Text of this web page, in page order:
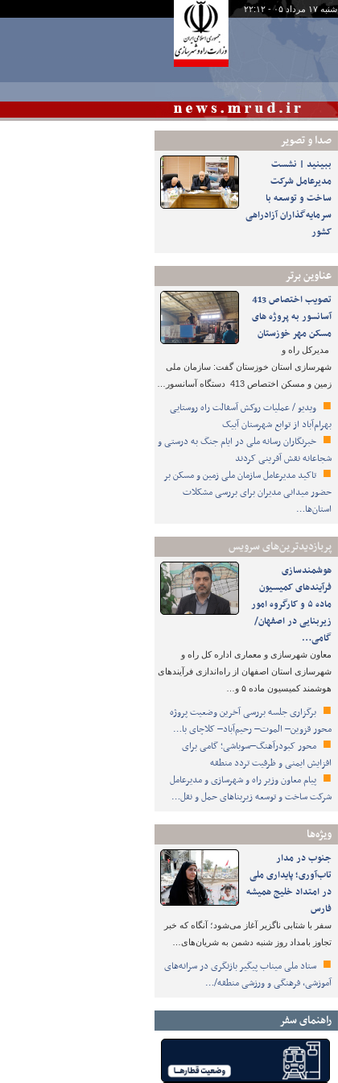
شنبه ۱۷ مرداد ۰۵ - ۲۲:۱۲
صدا و تصوير
ببینید | نشست
مدیرعامل شرکت
ساخت و توسعه با
سرمایه‌گذاران آزادراهی
کشور
عناوین برتر
تصویب اختصاص 413
آسانسور به پروژه های
مسکن مهر خوزستان
مدیرکل راه و
شهرسازی استان خوزستان گفت: سازمان ملی
زمین و مسکن اختصاص 413 دستگاه آسانسور…
ویدیو / عملیات روکش آسفالت راه روستایی
بهرام‌آباد از توابع شهرستان آبیک
خبرنگاران رسانه ملی در ایام جنگ به درستی و
شجاعانه نقش آفرینی کردند
تاکید مدیرعامل سازمان ملی زمین و مسکن بر
حضور میدانی مدیران برای بررسی مشکلات
استان‌ها…
پربازدیدترین‌های سرویس
هوشمندسازی
فرآیندهای کمیسیون
ماده ۵ و کارگروه امور
زیربنایی در اصفهان/
گامی…
معاون شهرسازی و معماری اداره کل راه و
شهرسازی استان اصفهان از راه‌اندازی فرآیندهای
هوشمند کمیسیون ماده ۵ و…
برگزاری جلسه بررسی آخرین وضعیت پروژه
محور قزوین– الموت– رحیم‌آباد– کلاچای با…
محور کبودرآهنگ–سوباشی؛ گامی برای
افزایش ایمنی و ظرفیت تردد منطقه
پیام معاون وزیر راه و شهرسازی و مدیرعامل
شرکت ساخت و توسعه زیربناهای حمل و نقل…
ویژه‌ها
جنوب در مدار
تاب‌آوری؛ پایداری ملی
در امتداد خلیج همیشه
فارس
سفر با شتابی ناگزیر آغاز می‌شود؛ آنگاه که خبر
تجاوز بامداد روز شنبه دشمن به شریان‌های…
ستاد ملی میناب پیگیر بازنگری در سرانه‌های
آموزشی، فرهنگی و ورزشی منطقه/…
راهنمای سفر